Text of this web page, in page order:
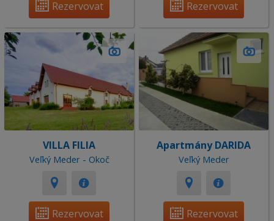
Rezervovat Rezervovat
VILLA FILIA
Veľký Meder - Okoč
Rezervovat
Apartmány DARIDA
Veľký Meder
Rezervovat